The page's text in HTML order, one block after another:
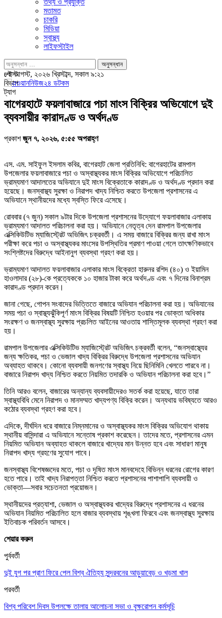
তথ্য ও প্রযুক্তি
মতামত
চাকরি
মিডিয়া
স্বাস্থ্য
লাইফস্টাইল
পোস্ট
বিভাগ
ট্যাগ
৮ই আগস্ট, ২০২৬ খ্রিস্টাব্দ, সকাল ৯:২১
বাগেরহাটে ফয়লাবাজারে পচা মাংস বিক্রির অভিযোগে দুই
ব্যবসায়ীর কারাদণ্ড ও অর্থদণ্ড
প্রকাশজুন ৭, ২০২৬, ৫:৫৫ অপরাহ্ণ
এস. এম. সাইফুল ইসলাম কবির, বাগেরহাট জেলা প্রতিনিধি: বাগেরহাটের রামপাল
উপজেলার ফয়লাবাজারে পচা ও অস্বাস্থ্যকর মাংস বিক্রির অভিযোগে পরিচালিত
ভ্রাম্যমাণ আদালতের অভিযানে দুই মাংস বিক্রেতাকে কারাদণ্ড ও অর্থদণ্ড প্রদান করা
হয়েছে। জনস্বাস্থ্য সুরক্ষা ও নিরাপদ খাদ্য নিশ্চিত করতে উপজেলা প্রশাসনের এ
অভিযানে স্থানীয়দের মধ্যে স্বস্তি ফিরে এসেছে।
রোববার (৭ জুন) সকাল ৯টার দিকে উপজেলা প্রশাসনের উদ্যোগে ফয়লাবাজার এলাকায়
ভ্রাম্যমাণ আদালত পরিচালনা করা হয়। অভিযানে নেতৃত্ব দেন রামপাল উপজেলার
এক্সিকিউটিভ ম্যাজিস্ট্রেট অভিজিৎ চক্রবর্তী। এ সময় বাজারে বিক্রির জন্য রাখা মাংস
পরীক্ষা করে পচা ও অস্বাস্থ্যকর মাংসের উপস্থিতির প্রমাণ পাওয়া গেলে তাৎক্ষণিকভাবে
সংশ্লিষ্টদের বিরুদ্ধে আইনানুগ ব্যবস্থা গ্রহণ করা হয়।
ভ্রাম্যমাণ আদালত ফয়লাবাজার এলাকার মাংস বিক্রেতা হারুনর রশিদ (৪০) ও ইয়ামিন
হাওলাদার (২৮)-কে প্রত্যেককে ১০ হাজার টাকা করে অর্থদণ্ড এবং ৭ দিনের বিনাশ্রম
কারাদণ্ড প্রদান করেন।
জানা গেছে, গোপন সংবাদের ভিত্তিতে বাজারে অভিযান পরিচালনা করা হয়। অভিযানের
সময় পচা ও স্বাস্থ্যঝুঁকিপূর্ণ মাংস বিক্রির বিষয়টি নিশ্চিত হওয়ার পর ভোক্তা অধিকার
সংরক্ষণ ও জনস্বাস্থ্য সুরক্ষায় প্রচলিত আইনের আওতায় শাস্তিমূলক ব্যবস্থা গ্রহণ করা
হয়।
রামপাল উপজেলার এক্সিকিউটিভ ম্যাজিস্ট্রেট অভিজিৎ চক্রবর্তী বলেন, “জনস্বাস্থ্যের
জন্য ক্ষতিকর, পচা ও ভেজাল খাদ্য বিক্রির বিরুদ্ধে উপজেলা প্রশাসনের অভিযান
অব্যাহত থাকবে। কোনো ব্যবসায়ী জনগণের স্বাস্থ্য নিয়ে ছিনিমিনি খেলতে পারবে না।
বাজারে নিরাপদ খাদ্য নিশ্চিত করতে নিয়মিত তদারকি ও অভিযান পরিচালনা করা হবে।”
তিনি আরও বলেন, বাজারের অন্যান্য ব্যবসায়ীদেরও সতর্ক করা হয়েছে, যাতে তারা
স্বাস্থ্যবিধি মেনে নিরাপদ ও মানসম্মত খাদ্যপণ্য বিক্রি করেন। অন্যথায় ভবিষ্যতে আরও
কঠোর ব্যবস্থা গ্রহণ করা হবে।
এদিকে, দীর্ঘদিন ধরে বাজারে নিম্নমানের ও অস্বাস্থ্যকর মাংস বিক্রির অভিযোগ থাকায়
স্থানীয় বাসিন্দারা এ অভিযানে সন্তোষ প্রকাশ করেছেন। তাদের মতে, প্রশাসনের এমন
নিয়মিত অভিযান অব্যাহত থাকলে বাজারে খাদ্যের মান উন্নত হবে এবং সাধারণ মানুষ
নিরাপদ খাদ্য গ্রহণের সুযোগ পাবে।
জনস্বাস্থ্য বিশেষজ্ঞদের মতে, পচা ও দূষিত মাংস মানবদেহে বিভিন্ন ধরনের রোগের কারণ
হতে পারে। তাই খাদ্য নিরাপত্তা নিশ্চিত করতে প্রশাসনের পাশাপাশি ব্যবসায়ী ও
ভোক্তা—সবার সচেতনতা প্রয়োজন।
স্থানীয়দের প্রত্যাশা, ভেজাল ও অস্বাস্থ্যকর খাদ্যের বিরুদ্ধে প্রশাসনের এ ধরনের
অভিযান নিয়মিত পরিচালিত হলে বাজার ব্যবস্থায় শৃঙ্খলা ফিরবে এবং জনস্বাস্থ্য সুরক্ষায়
ইতিবাচক পরিবর্তন আসবে।
শেয়ার করুন
পুর্ববর্তী
দুই যুগ পর প্রাণ ফিরে পেল বিশ্ব ঐতিহ্য সুন্দরবনের আড়ুয়াবেড় ও খড়মা খাল
পরবর্তী
বিশ্ব পরিবেশ দিবস উপলক্ষে তালায় আলোচনা সভা ও বৃক্ষরোপন কর্মসূচি